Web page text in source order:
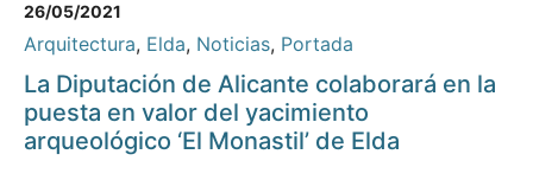
26/05/2021
Arquitectura, Elda, Noticias, Portada
La Diputación de Alicante colaborará en la
puesta en valor del yacimiento
arqueológico ‘El Monastil’ de Elda